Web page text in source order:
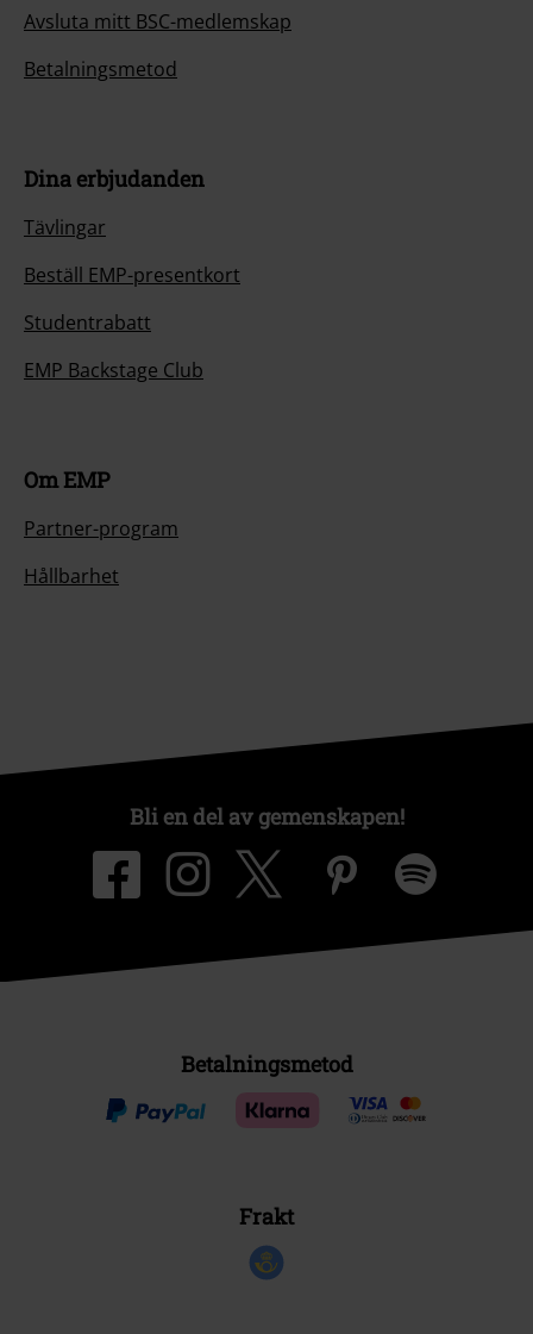
Avsluta mitt BSC-medlemskap
Betalningsmetod
Dina erbjudanden
Tävlingar
Beställ EMP-presentkort
Studentrabatt
EMP Backstage Club
Om EMP
Partner-program
Hållbarhet
Bli en del av gemenskapen!
Betalningsmetod
Frakt